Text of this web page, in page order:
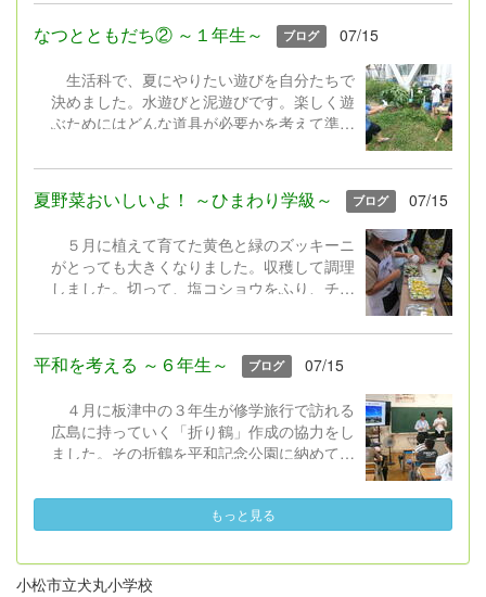
えていました。 あと約20日間の夏休み。
引き続き安全にそして有意義に過ごしてくだ
さい。次、また元気な犬丸っ子たちに会える
ことを楽しみにしています。
らに成長させてほしいこと、考えて行動する
夏休みにしてほしいことなどを話しました。
どの学年も担任から一人一人に通知表が渡さ
れました。さあ、明日からいよいよ夏休みで
す。安全にそして有意義に過ごしてくださ
なつとともだち② ～１年生～ ブログ 07/15
生活科で、夏にやりたい遊びを自分たちで
決めました。水遊びと泥遊びです。楽しく遊
ぶためにはどんな道具が必要かを考えて準備
ペットボトル、スコップ、じょうろ、バケ
ツ、たらい等を持ち寄りました。遊びを通し
て、水の気持ちよさや泥の感触を感じたり、
たりして工夫して夢中になって遊びました。
びしょ濡れ、泥だらけになって最後はプール
のシャワーできれいになりました。楽しかっ
夏野菜おいしいよ！ ～ひまわり学級～ ブログ 07/15
５月に植えて育てた黄色と緑のズッキーニ
がとっても大きくなりました。収穫して調理
しました。切って、塩コショウをふり、チー
だかなぁ」とのぞき込んでいました。チン！
できあがり。みんなで育てた＆採れたてのズ
ッキーニの味は格別においしいね。後片付け
平和を考える ～６年生～ ブログ 07/15
４月に板津中の３年生が修学旅行で訪れる
広島に持っていく「折り鶴」作成の協力をし
ました。その折鶴を平和記念公園に納めてき
現地で学んできたことの報告を聴きました。
広島平和記念資料館で見てきたものや、語り
く話してくれました。６年生は今、自分たち
で平和学習を進めていて、中学生の話を真剣
もっと見る
小松市立犬丸小学校